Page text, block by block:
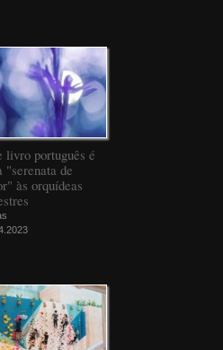
livro português é
"serenata de
às orquídeas